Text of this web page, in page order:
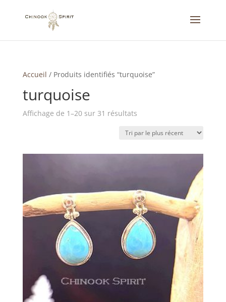
Accueil / Produits identifiés “turquoise”
turquoise
Affichage de 1–20 sur 31 résultatsTrié
plus